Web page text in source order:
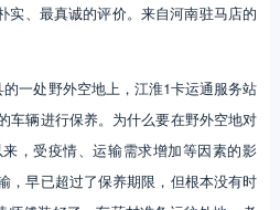
实、最真诚的评价。来自河南驻马店的
一处野外空地上，江淮1卡运通服务站
车辆进行保养。为什么要在野外空地对
，受疫情、运输需求增加等因素的影
，早已超过了保养期限，但根本没有时